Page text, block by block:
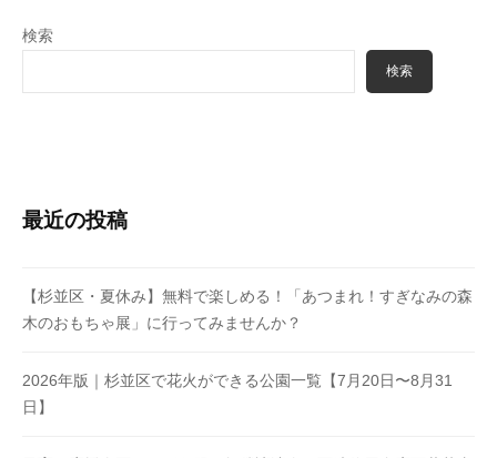
検索
検索
最近の投稿
【杉並区・夏休み】無料で楽しめる！「あつまれ！すぎなみの森
木のおもちゃ展」に行ってみませんか？
2026年版｜杉並区で花火ができる公園一覧【7月20日〜8月31
日】